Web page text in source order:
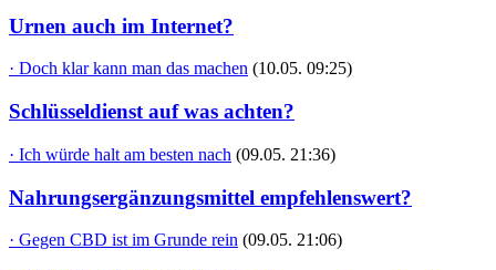
Urnen auch im Internet?
· Doch klar kann man das machen (10.05. 09:25)
Schlüsseldienst auf was achten?
· Ich würde halt am besten nach (09.05. 21:36)
Nahrungsergänzungsmittel empfehlenswert?
· Gegen CBD ist im Grunde rein (09.05. 21:06)